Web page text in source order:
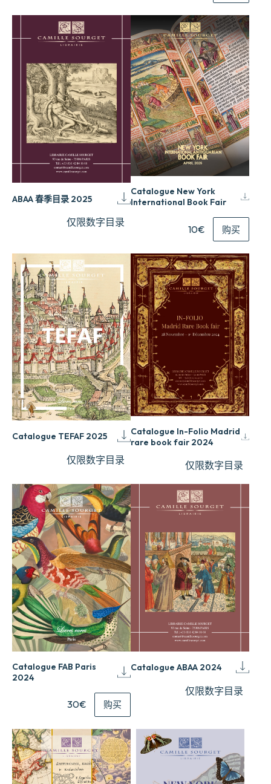
ABAA 春季目录 2025
仅限数字目录
Catalogue New York
International Book Fair
10€ 购买
Catalogue TEFAF 2025
仅限数字目录
Catalogue In-Folio Madrid
rare book fair 2024
仅限数字目录
Catalogue FAB Paris
2024
30€ 购买
Catalogue ABAA 2024
仅限数字目录